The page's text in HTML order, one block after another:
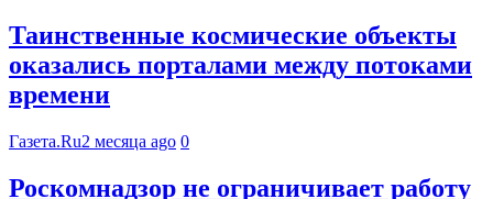
Таинственные космические объекты
оказались порталами между потоками
времени
Газета.Ru2 месяца ago 0
Роскомнадзор не ограничивает работу